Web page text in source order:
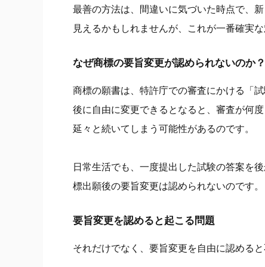
最善の方法は、間違いに気づいた時点で、
見えるかもしれませんが、これが一番確実な
なぜ商標の要旨変更が認められないのか？
商標の願書は、特許庁での審査にかける「
後に自由に変更できるとなると、審査が何
延々と続いてしまう可能性があるのです。
日常生活でも、一度提出した試験の答案を
標出願後の要旨変更は認められないのです。
要旨変更を認めると起こる問題
それだけでなく、要旨変更を自由に認める